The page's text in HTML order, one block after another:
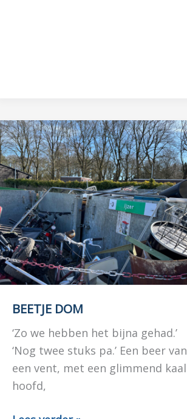
BEETJE DOM
‘Zo we hebben het bijna gehad.’
‘Nog twee stuks pa.’ Een beer van
een vent, met een glimmend kaal
hoofd,